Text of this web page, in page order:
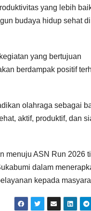
yang lebih
budaya hidup sehat di
yang bertujuan
berdampak positif
olahraga sebagai
aktif, produktif, dan
menuju ASN Run 2026
dalam
kepada